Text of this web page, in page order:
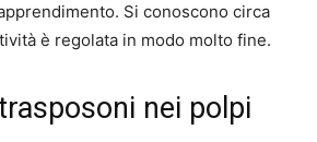
Si conoscono circa
è regolata in modo molto fine.
nei polpi